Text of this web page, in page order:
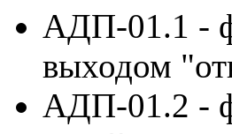
АДП-01.1 -
выходом
АДП-01.2 -